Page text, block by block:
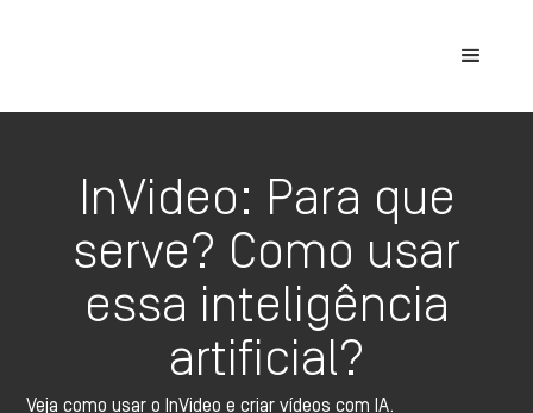
InVideo: Para que
serve? Como usar
essa inteligência
artificial?
Veja como usar o InVideo e criar vídeos com IA.